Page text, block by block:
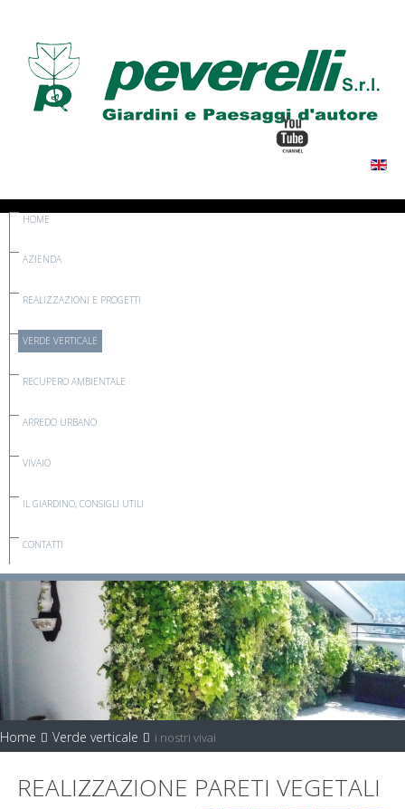
HOME
AZIENDA
REALIZZAZIONI E PROGETTI
VERDE VERTICALE
RECUPERO AMBIENTALE
ARREDO URBANO
VIVAIO
IL GIARDINO, CONSIGLI UTILI
CONTATTI
Home Verde verticale i nostri vivai
REALIZZAZIONE PARETI VEGETALI